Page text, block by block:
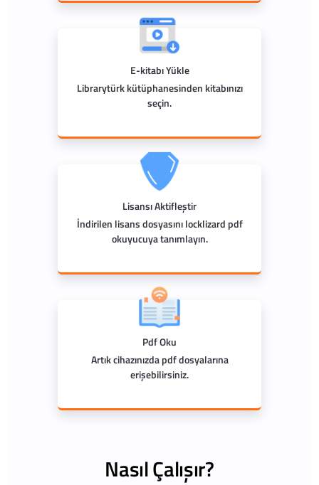
E-kitabı Yükle
Librarytürk kütüphanesinden kitabınızı
seçin.
Lisansı Aktifleştir
İndirilen lisans dosyasını locklizard pdf
okuyucuya tanımlayın.
Pdf Oku
Artık cihazınızda pdf dosyalarına
erişebilirsiniz.
Nasıl Çalışır?